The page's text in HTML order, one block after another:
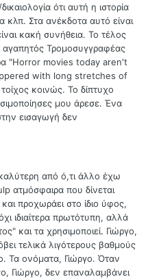
ότι αυτή η ιστορία
κλπ. Στα ανέκδοτα αυτό είναι
κακή συνήθεια. Το τέλος
αγαπητός Τρομοσυγγραφέας
"Horror movies today aren't
with long stretches of
κοινώς. Το δίπτυχο
μου άρεσε. Ένα
εισαγωγή δεν
από ό,τι άλλο έχω
ατμόσφαιρα που δίνεται
προχωράει στο ίδιο ύφος,
ιδιαίτερα πρωτότυπη, αλλά
και τα χρησιμοποιεί. Γιώργο,
τελικά λιγότερους βαθμούς
Τα ονόματα, Γιώργο. Όταν
Γιώργο, δεν επαναλαμβάνει